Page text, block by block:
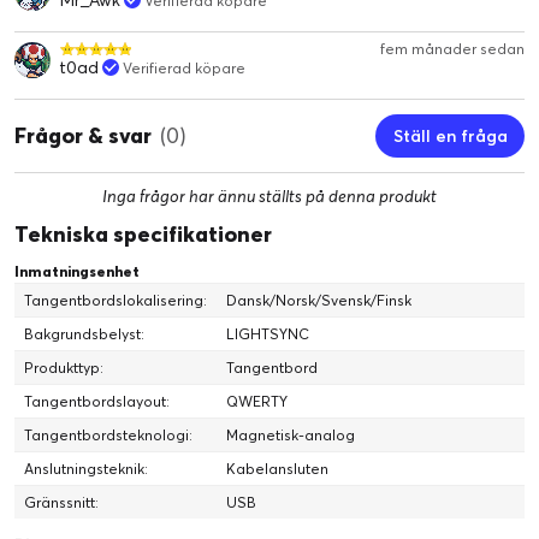
Välj en profil med förinställda aktiveringspunkter eller finjustera
aktiveringspunkterna för valfri tangent från 0,1 mm till 2,5 mm,
allt i G HUB
OFATTBART TUNT
Det här slimmade speltangentbordet är bara 22 mm högt och
fem månader sedan
t0ad Verifierad köpare
Frågor & svar (0) Ställ en fråga
Inga frågor har ännu ställts på denna produkt
Tekniska specifikationer
Inmatningsenhet
Tangentbordslokalisering:
Dansk/Norsk/Svensk/Finsk
Bakgrundsbelyst:
LIGHTSYNC
Produkttyp:
Tangentbord
Tangentbordslayout:
QWERTY
Tangentbordsteknologi:
Magnetisk-analog
Anslutningsteknik:
Kabelansluten
Gränssnitt:
USB